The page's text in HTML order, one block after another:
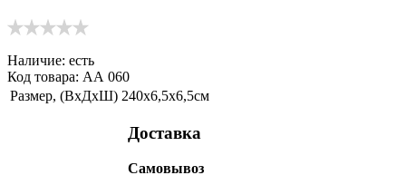
Наличие: есть
Код товара: АА 060
Размер, (ВхДхШ) 240х6,5х6,5см
Доставка
Самовывоз